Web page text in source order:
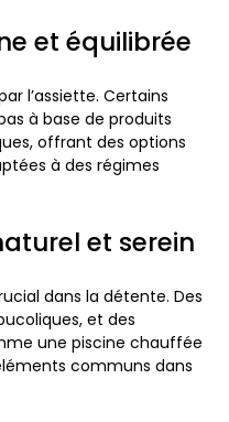
et équilibrée
l’assiette. Certains
à base de produits
offrant des options
à des régimes
et serein
dans la détente. Des
et des
une piscine chauffée
communs dans